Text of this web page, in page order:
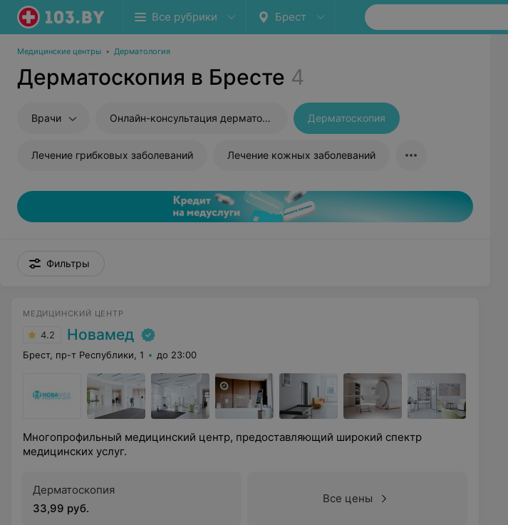
Все рубрики Брест
Медицинские центры • Дерматология
Дерматоскопия в Бресте 4
Врачи Онлайн-консультация дерматолога Дерматоскопия
Лечение грибковых заболеваний Лечение кожных заболеваний
Фильтры
МЕДИЦИНСКИЙ ЦЕНТР
4.2 Новамед
Брест, пр-т Республики, 1 до 23:00
Многопрофильный медицинский центр, предоставляющий широкий спектр
медицинских услуг.
Дерматоскопия
33,99 руб.
Все цены